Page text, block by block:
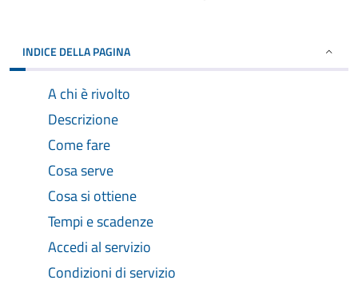
INDICE DELLA PAGINA
A chi è rivolto
Descrizione
Come fare
Cosa serve
Cosa si ottiene
Tempi e scadenze
Accedi al servizio
Condizioni di servizio